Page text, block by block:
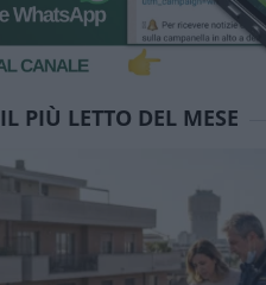
IL PIÙ LETTO DEL MESE